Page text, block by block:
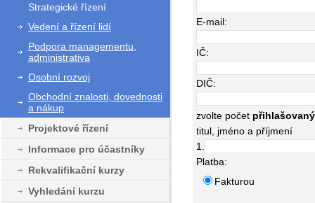
Strategické řízení
Vedení a řízení lidí
Podpora managementu,
administrativa
Osobní rozvoj
Obchodní znalosti, dovednosti
a nákup
Projektové řízení
Informace pro účastníky
Rekvalifikační kurzy
Vyhledání kurzu
E-mail:
IČ:
DIČ:
zvolte počet
titul, jméno a příjmení
1.
Platba:
Fakturou